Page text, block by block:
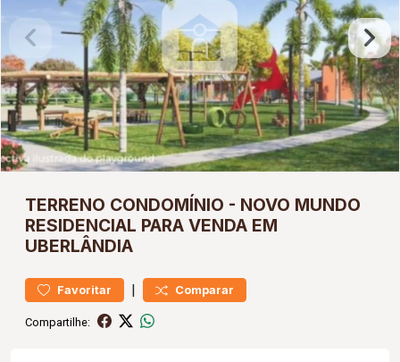
TERRENO CONDOMÍNIO - NOVO MUNDO
RESIDENCIAL PARA VENDA EM
UBERLÂNDIA
Favoritar | Comparar
Compartilhe: